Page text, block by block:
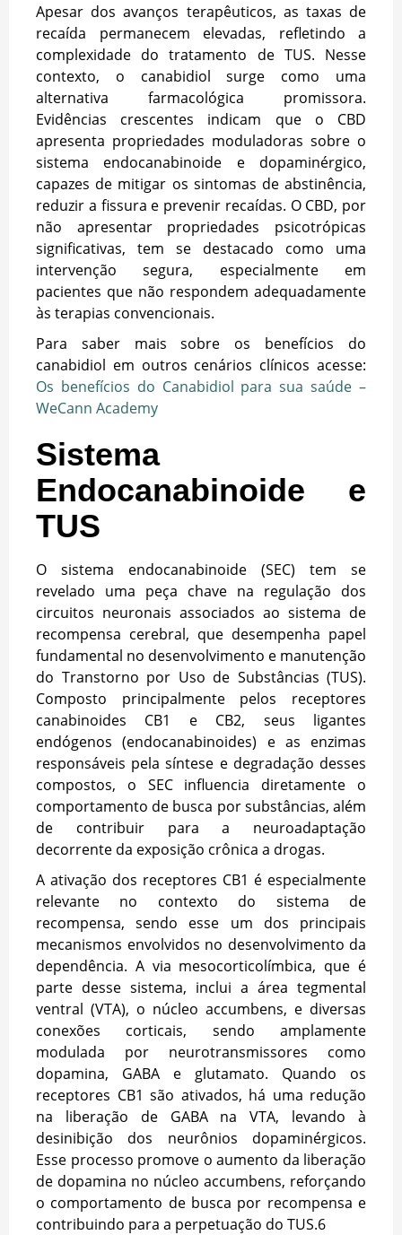
Apesar dos avanços terapêuticos, as taxas de
recaída permanecem elevadas, refletindo a
complexidade do tratamento de TUS. Nesse
contexto, o canabidiol surge como uma
alternativa farmacológica promissora.
Evidências crescentes indicam que o CBD
apresenta propriedades moduladoras sobre o
sistema endocanabinoide e dopaminérgico,
capazes de mitigar os sintomas de abstinência,
reduzir a fissura e prevenir recaídas. O CBD, por
não apresentar propriedades psicotrópicas
significativas, tem se destacado como uma
intervenção segura, especialmente em
pacientes que não respondem adequadamente
às terapias convencionais.
Para saber mais sobre os benefícios do
canabidiol em outros cenários clínicos acesse:
Os benefícios do Canabidiol para sua saúde –
WeCann Academy
Sistema
Endocanabinoide e
TUS
O sistema endocanabinoide (SEC) tem se
revelado uma peça chave na regulação dos
circuitos neuronais associados ao sistema de
recompensa cerebral, que desempenha papel
fundamental no desenvolvimento e manutenção
do Transtorno por Uso de Substâncias (TUS).
Composto principalmente pelos receptores
canabinoides CB1 e CB2, seus ligantes
endógenos (endocanabinoides) e as enzimas
responsáveis pela síntese e degradação desses
compostos, o SEC influencia diretamente o
comportamento de busca por substâncias, além
de contribuir para a neuroadaptação
decorrente da exposição crônica a drogas.
A ativação dos receptores CB1 é especialmente
relevante no contexto do sistema de
recompensa, sendo esse um dos principais
mecanismos envolvidos no desenvolvimento da
dependência. A via mesocorticolímbica, que é
parte desse sistema, inclui a área tegmental
ventral (VTA), o núcleo accumbens, e diversas
conexões corticais, sendo amplamente
modulada por neurotransmissores como
dopamina, GABA e glutamato. Quando os
receptores CB1 são ativados, há uma redução
na liberação de GABA na VTA, levando à
desinibição dos neurônios dopaminérgicos.
Esse processo promove o aumento da liberação
de dopamina no núcleo accumbens, reforçando
o comportamento de busca por recompensa e
contribuindo para a perpetuação do TUS.6